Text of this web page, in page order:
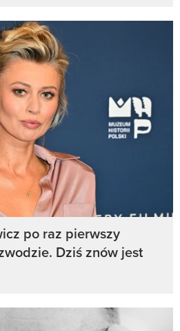
po raz pierwszy
Dziś znów jest